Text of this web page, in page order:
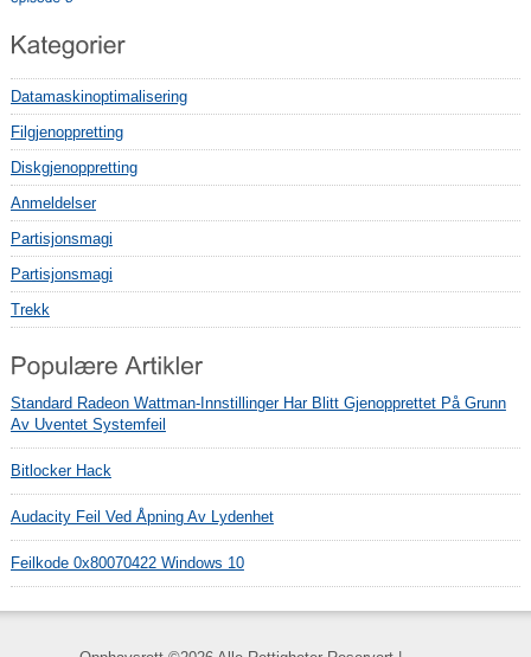
Datamaskinoptimalisering
Filgjenoppretting
Diskgjenoppretting
Anmeldelser
Partisjonsmagi
Partisjonsmagi
Trekk
Standard Radeon Wattman-Innstillinger Har Blitt Gjenopprettet På Grunn
Av Uventet Systemfeil
Bitlocker Hack
Audacity Feil Ved Åpning Av Lydenhet
Feilkode 0x80070422 Windows 10